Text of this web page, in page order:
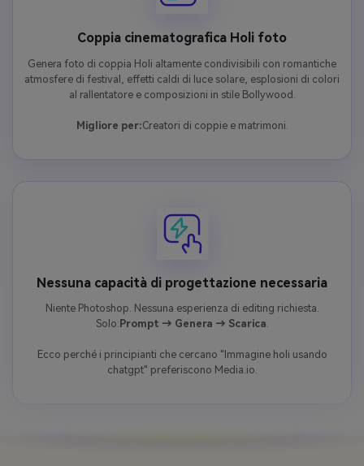
Coppia cinematografica Holi foto
Genera foto di coppia Holi altamente condivisibili con romantiche
atmosfere di festival, effetti caldi di luce solare, esplosioni di colori
al rallentatore e composizioni in stile Bollywood.
Migliore per:Creatori di coppie e matrimoni.
Nessuna capacità di progettazione necessaria
Niente Photoshop. Nessuna esperienza di editing richiesta.
Solo: Prompt → Genera → Scarica.
Ecco perché i principianti che cercano "Immagine holi usando
chatgpt" preferiscono Media.io.